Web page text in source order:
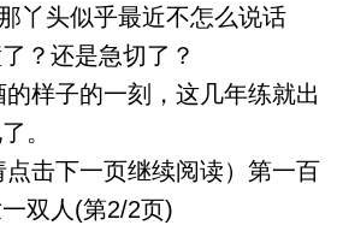
丫头似乎最近不怎么说话
？还是急切了？
样子的一刻，这几年练就出
。
击下一页继续阅读）第一百
双人(第2/2页)